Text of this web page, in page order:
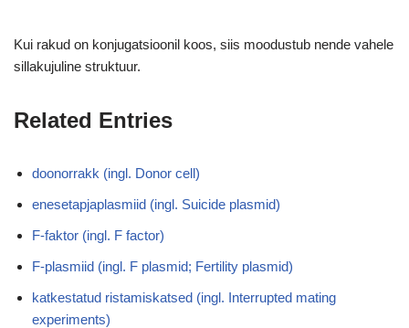
Kui rakud on konjugatsioonil koos, siis moodustub nende vahele
sillakujuline struktuur.
Related Entries
doonorrakk (ingl. Donor cell)
enesetapjaplasmiid (ingl. Suicide plasmid)
F-faktor (ingl. F factor)
F-plasmiid (ingl. F plasmid; Fertility plasmid)
katkestatud ristamiskatsed (ingl. Interrupted mating
experiments)